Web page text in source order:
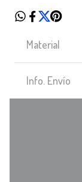
Material
Info. Envío